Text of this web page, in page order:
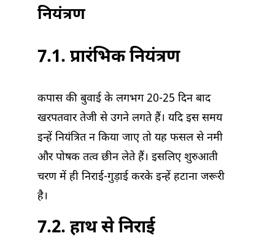
नियंत्रण
7.1. प्रारंभिक नियंत्रण
कपास की बुवाई के लगभग 20-25 दिन बाद
खरपतवार तेजी से उगने लगते हैं। यदि इस समय
इन्हें नियंत्रित न किया जाए तो यह फसल से नमी
और पोषक तत्व छीन लेते हैं। इसलिए शुरुआती
चरण में ही निराई-गुड़ाई करके इन्हें हटाना जरूरी
है।
7.2. हाथ से निराई